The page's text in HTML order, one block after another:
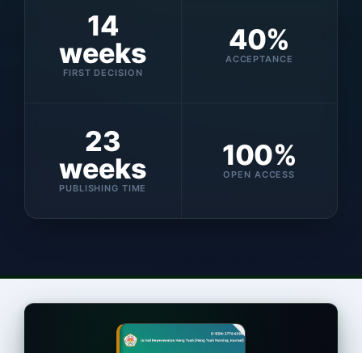
14
weeks
FIRST DECISION
40%
ACCEPTANCE
23
weeks
PUBLISHING TIME
100%
OPEN ACCESS